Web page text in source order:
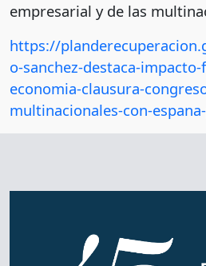
empresarial y de las
https://
o-sanchez-destaca-
economia-clausura-
multinacionales-con-